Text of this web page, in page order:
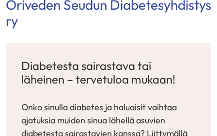
Oriveden Seudun Diabetesyhdistys
ry
Diabetesta sairastava tai
läheinen – tervetuloa mukaan!
Onko sinulla diabetes ja haluaisit vaihtaa
ajatuksia muiden sinua lähellä asuvien
diabetesta sairastavien kanssa? Liittymällä